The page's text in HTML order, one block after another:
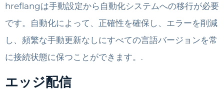
hreflangは手動設定から自動化システムへの移行が必要
です。自動化によって、正確性を確保し、エラーを削減
し、頻繁な手動更新なしにすべての言語バージョンを常
に接続状態に保つことができます。.
エッジ配信